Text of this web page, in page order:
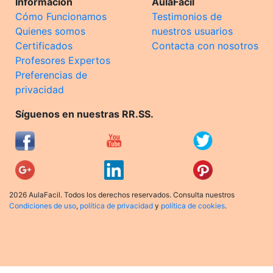
Cómo Funcionamos
Quienes somos
Certificados
Profesores Expertos
Preferencias de
privacidad
Testimonios de
nuestros usuarios
Contacta con nosotros
Síguenos en nuestras RR.SS.
2026 AulaFacil. Todos los derechos reservados. Consulta nuestros
Condiciones de uso, política de privacidad y política de cookies.